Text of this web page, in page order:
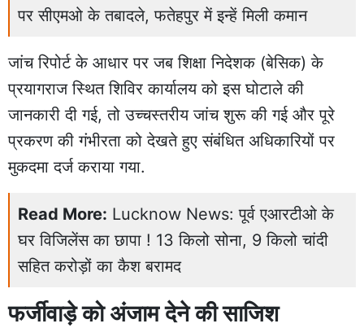
पर सीएमओ के तबादले, फतेहपुर में इन्हें मिली कमान
जांच रिपोर्ट के आधार पर जब शिक्षा निदेशक (बेसिक) के
प्रयागराज स्थित शिविर कार्यालय को इस घोटाले की
जानकारी दी गई, तो उच्चस्तरीय जांच शुरू की गई और पूरे
प्रकरण की गंभीरता को देखते हुए संबंधित अधिकारियों पर
मुकदमा दर्ज कराया गया.
Read More: Lucknow News: पूर्व एआरटीओ के
घर विजिलेंस का छापा ! 13 किलो सोना, 9 किलो चांदी
सहित करोड़ों का कैश बरामद
फर्जीवाड़े को अंजाम देने की साजिश